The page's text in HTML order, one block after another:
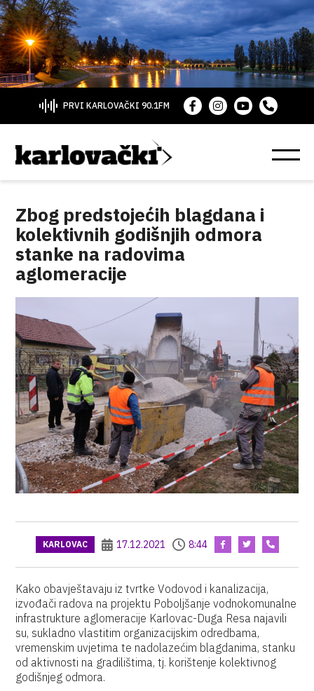
PRVI KARLOVAČKI 90.1FM
Zbog predstojećih blagdana i
kolektivnih godišnjih odmora
stanke na radovima
aglomeracije
KARLOVAC 17.12.2021 8:44
Kako obavještavaju iz tvrtke Vodovod i kanalizacija,
izvođači radova na projektu Poboljšanje vodnokomunalne
infrastrukture aglomeracije Karlovac-Duga Resa najavili
su, sukladno vlastitim organizacijskim odredbama,
vremenskim uvjetima te nadolazećim blagdanima, stanku
od aktivnosti na gradilištima, tj. korištenje kolektivnog
godišnjeg odmora.